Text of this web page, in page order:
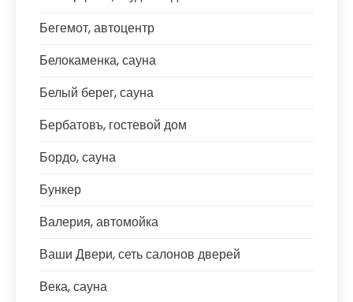
Бегемот, автоцентр
Белокаменка, сауна
Белый берег, сауна
Бербатовъ, гостевой дом
Бордо, сауна
Бункер
Валерия, автомойка
Ваши Двери, сеть салонов дверей
Века, сауна